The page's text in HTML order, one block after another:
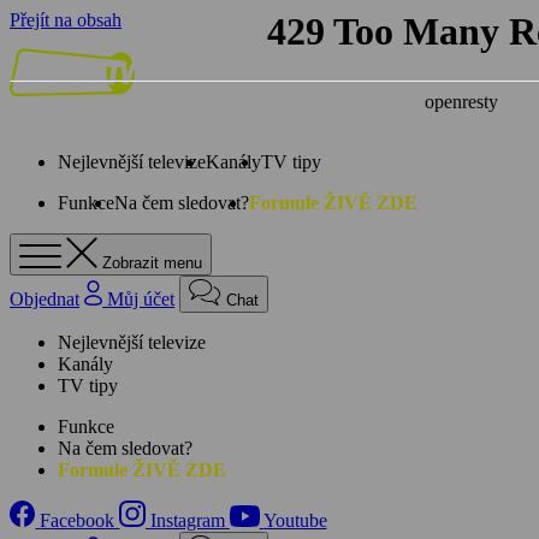
Přejít na obsah
Nejlevnější televizeKanályTV tipy
FunkceNa čem sledovat?Formule ŽIVĚ ZDE
Zobrazit menu
Objednat Můj účet Chat
Nejlevnější televize
Kanály
TV tipy
Funkce
Na čem sledovat?
Formule ŽIVĚ ZDE
Facebook Instagram
Youtube